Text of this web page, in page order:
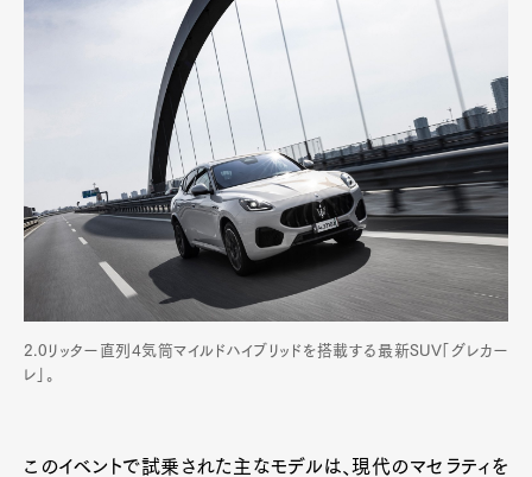
Art&DesignWatchFashion
GourmetCars
ProductCultureLifestyle
2.0リッター直列4気筒マイルドハイブリッドを搭載する最新SUV「グレカー
レ」。
このイベントで試乗された主なモデルは、現代のマセラティを